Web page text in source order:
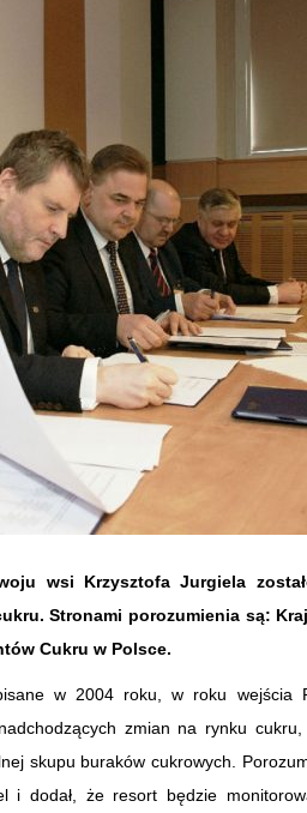
wsi Krzysztofa Jurgiela
Stronami porozumienia są:
Cukru w Polsce.
w 2004 roku, w roku wejścia
zmian na rynku
skupu buraków cukrowych.
i dodał, że resort będzie